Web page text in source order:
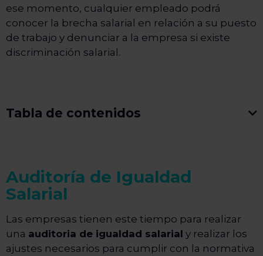
ese momento, cualquier empleado podrá
conocer la brecha salarial en relación a su puesto
de trabajo y denunciar a la empresa si existe
discriminación salarial.
Tabla de contenidos
Auditoría de Igualdad
Salarial
Las empresas tienen este tiempo para realizar
una auditoria de igualdad salarial y realizar los
ajustes necesarios para cumplir con la normativa